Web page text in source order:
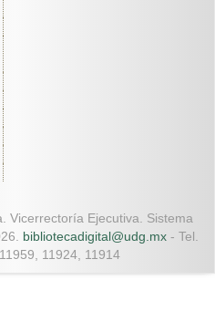
Vicerrectoría Ejecutiva. Sistema
bibliotecadigital@udg.mx - Tel.
11924, 11914